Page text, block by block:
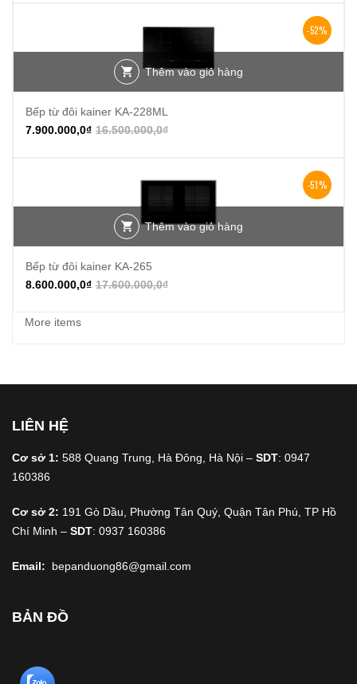
-52%
Thêm vào giỏ hàng
Bếp từ đôi kainer KA-228ML
16.500.000,0₫
7.900.000,0₫
-51%
Thêm vào giỏ hàng
Bếp từ đôi kainer KA-265
17.600.000,0₫
8.600.000,0₫
More items
LIÊN HỆ
Cơ sở 1: 588 Quang Trung, Hà Đông, Hà Nội – SDT: 0947
160386
Cơ sở 2: 191 Gò Dầu, Phường Tân Quý, Quận Tân Phú, TP Hồ
Chí Minh – SDT: 0937 160386
Email: bepanduong86@gmail.com
BẢN ĐỒ